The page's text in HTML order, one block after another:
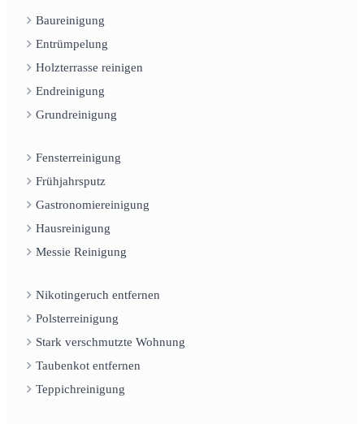
Baureinigung
Entrümpelung
Holzterrasse reinigen
Endreinigung
Grundreinigung
Fensterreinigung
Frühjahrsputz
Gastronomiereinigung
Hausreinigung
Messie Reinigung
Nikotingeruch entfernen
Polsterreinigung
Stark verschmutzte Wohnung
Taubenkot entfernen
Teppichreinigung